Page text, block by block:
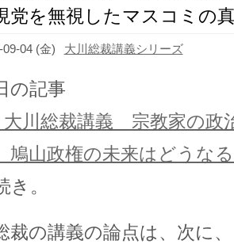
党を無視したマスコミの
09-04 (金) 大川総裁講義シリーズ
の記事
大川総裁講義 宗教家の政
山政権の未来はどうな
き。
の講義の論点は、次に